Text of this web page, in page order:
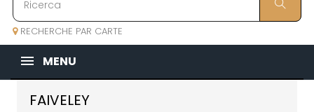
RECHERCHE PAR CARTE
MENU
FAIVELEY